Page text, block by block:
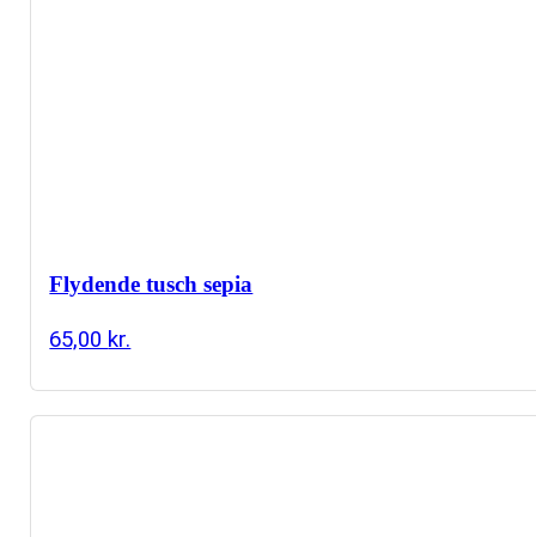
Flydende tusch sepia
65,00 kr.